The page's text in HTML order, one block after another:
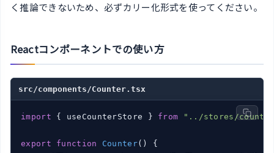
く推論できないため、必ずカリー化形式を使ってください。
Reactコンポーネントでの使い方
src/components/Counter.tsx
import { useCounterStore } from "../stores/
export function Counter( ) {